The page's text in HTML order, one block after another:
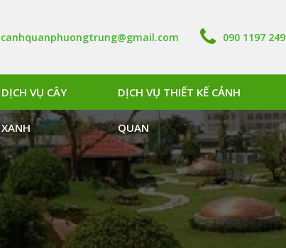
canhquanphuongtrung@gmail.com 090 1197 249
DỊCH VỤ CÂY
XANH
DỊCH VỤ THIẾT KẾ CẢNH
QUAN